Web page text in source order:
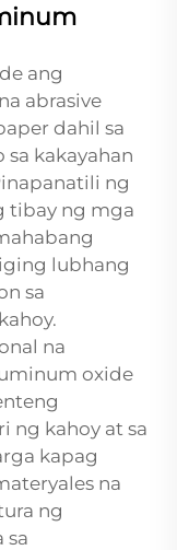
ang
abrasive
dahil sa
kakayahan
ng
tibay ng mga
lubhang
sa
na
oxide
ng kahoy at sa
kapag
na
ng
sa